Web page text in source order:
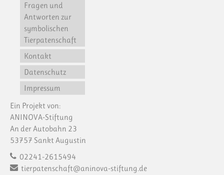
Fragen und
Antworten zur
symbolischen
Tierpatenschaft
Kontakt
Datenschutz
Impressum
Ein Projekt von:
ANINOVA-Stiftung
An der Autobahn 23
53757 Sankt Augustin
02241-2615494
tierpatenschaft@aninova-stiftung.de